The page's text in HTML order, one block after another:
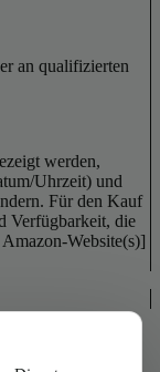
an qualifizierten
werden,
Uhrzeit) und
Für den Kauf
Verfügbarkeit, die
Website(s)]